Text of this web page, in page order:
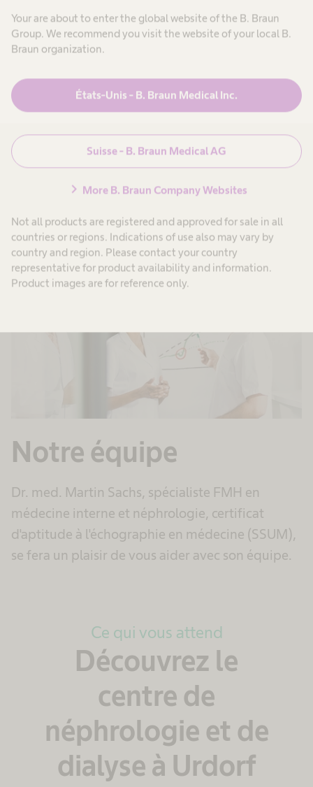
Your are about to enter the global website of the B. Braun
Group. We recommend you visit the website of your local B.
Braun organization.
États-Unis - B. Braun Medical Inc.
Suisse - B. Braun Medical AG
chevron_right More B. Braun Company Websites
Not all products are registered and approved for sale in all
countries or regions. Indications of use also may vary by
country and region. Please contact your country
representative for product availability and information.
Product images are for reference only.
08.00 – 11.30 heures
Notre équipe
Dr. med. Martin Sachs, spécialiste FMH en
médecine interne et néphrologie, certificat
d'aptitude à l'échographie en médecine (SSUM),
se fera un plaisir de vous aider avec son équipe.
Ce qui vous attend
Découvrez le
centre de
néphrologie et de
dialyse à Urdorf